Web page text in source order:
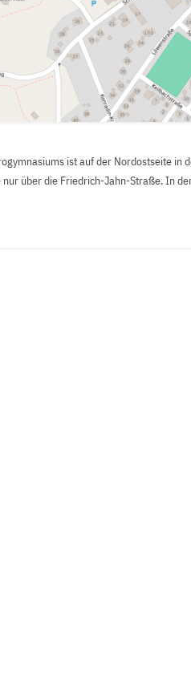
ist auf der Nordostseite
nur über die Friedrich-Jahn-Straße. In